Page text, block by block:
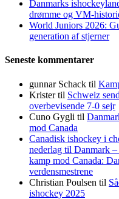
Danmarks
drømme og VM-
World Juniors 2026:
generation af stjerner
Seneste kommentarer
gunnar Schack til
Kristertil Schweiz
overbevisende 7-0 sejr
Cuno Gygli til
mod Canada
Canadisk ishockey i
nederlag til Danmark
kamp mod Canada:
verdensmestrene
Christian Poulsen til
ishockey 2025